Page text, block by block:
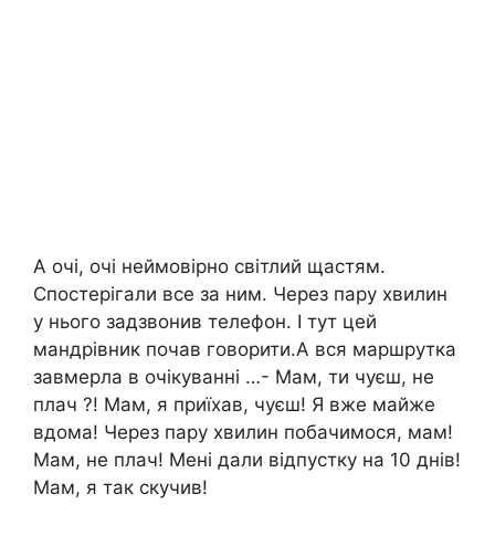
А очі, очі неймовірно світлий щастям.
Спостерігали все за ним. Через пару хвилин
у нього задзвонив телефон. І тут цей
мандрівник почав говорити.А вся маршрутка
завмерла в очікуванні …- Мам, ти чуєш, не
плач ?! Мам, я приїхав, чуєш! Я вже майже
вдома! Через пару хвилин побачимося, мам!
Мам, не плач! Мені дали відпустку на 10 днів!
Мам, я так скучив!